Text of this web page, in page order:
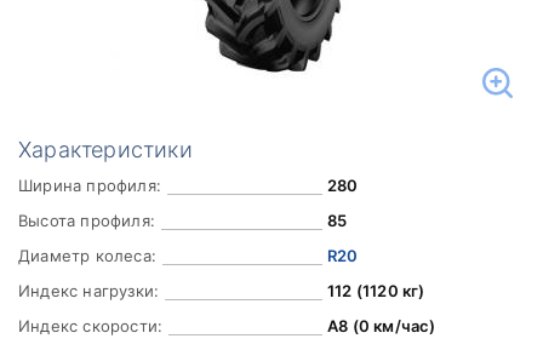
Характеристики
Ширина профиля:
280
Высота профиля:
85
Диаметр колеса:
R20
Индекс нагрузки:
112 (1120 кг)
Индекс скорости:
A8 (0 км/час)